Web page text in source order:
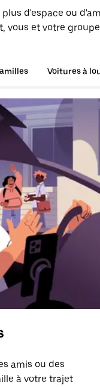
plus d'espace ou
vous et votre
Voitures à
amis ou des
à votre trajet